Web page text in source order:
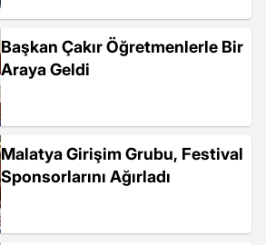
Başkan Çakır Öğretmenlerle Bir
Araya Geldi
Malatya Girişim Grubu, Festival
Sponsorlarını Ağırladı